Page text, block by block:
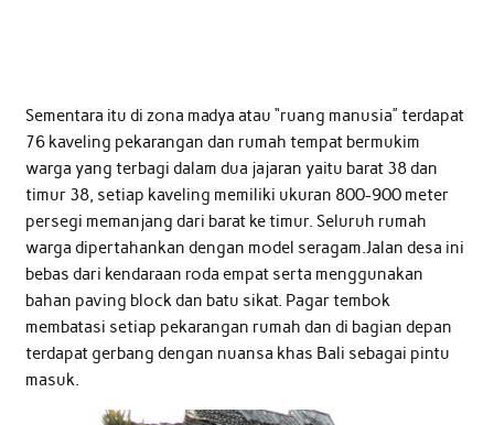
Sementara itu di zona madya atau “ruang manusia” terdapat
76 kaveling pekarangan dan rumah tempat bermukim
warga yang terbagi dalam dua jajaran yaitu barat 38 dan
timur 38, setiap kaveling memiliki ukuran 800-900 meter
persegi memanjang dari barat ke timur. Seluruh rumah
warga dipertahankan dengan model seragam.Jalan desa ini
bebas dari kendaraan roda empat serta menggunakan
bahan paving block dan batu sikat. Pagar tembok
membatasi setiap pekarangan rumah dan di bagian depan
terdapat gerbang dengan nuansa khas Bali sebagai pintu
masuk.